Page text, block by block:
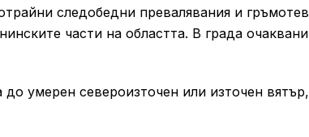
следобедни превалявания и
части на областта. В града
до умерен североизточен или източен